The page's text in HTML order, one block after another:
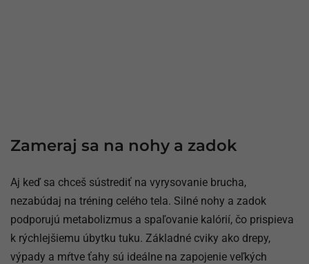
Zameraj sa na nohy a zadok
Aj keď sa chceš sústrediť na vyrysovanie brucha,
nezabúdaj na tréning celého tela. Silné nohy a zadok
podporujú metabolizmus a spaľovanie kalórií, čo prispieva
k rýchlejšiemu úbytku tuku. Základné cviky ako drepy,
výpady a mŕtve ťahy sú ideálne na zapojenie veľkých